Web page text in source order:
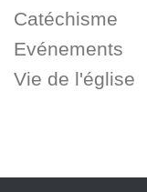
Catéchisme
Evénements
Vie de l'église